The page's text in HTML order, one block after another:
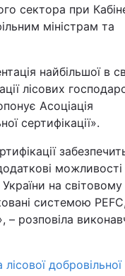
сектора при
міністрам та
найбільшої в
лісових
Асоціація
сертифікації».
можливості
на
системою
– розповіла
добровільної